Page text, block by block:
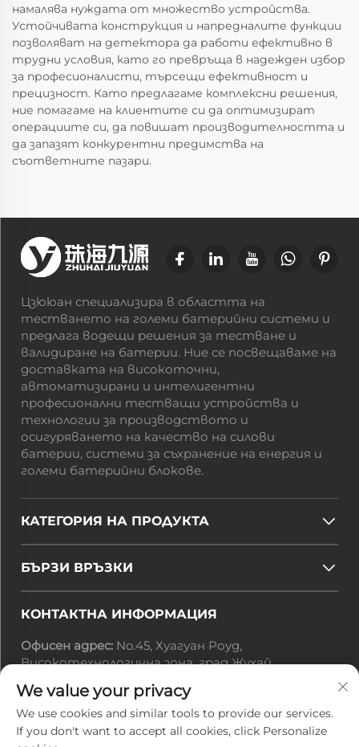
намалява нуждата от множество устройства.
Устойчивата конструкция и напредналите функции
позволяват на детектора да работи ефективно в
трудни условия, като го превръща в надежден избор
за професионалисти, търсещи ефективност и
прецизност. Като предлагаме комплексни решения,
ние помагаме на клиентите си да оптимизират
операциите си, да повишат производителността и
да запазят конкурентни предимства на
съответните пазари.
Цзююан специализира в областта на
тестването на големи батерийни системи и
предлага водещи решения за тестване и
валидиране на батерии. Ние се посвещаваме на
доставката на високоточни,
автоматизирани и интелигентни
професионални тестващи устройства и
технологии за производството и
осигуряването на качество на силови
батерии, системи за съхранение на енергия и
големи батерийни блокове.
КАТЕГОРИЯ НА ПРОДУКТА
БЪРЗИ ВРЪЗКИ
КОНТАКТНА ИНФОРМАЦИЯ
Офисен адрес: No.45, Хуагуан Роуд,
Високотехнологична зона, град Жухай,
Имейл: [email protected]
Тел.: +86-0756-3616108
We value your privacy
We use cookies and similar tools to provide our services.
If you don't want to accept all cookies, click Personalize